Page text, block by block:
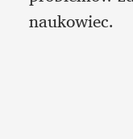
naukowiec.